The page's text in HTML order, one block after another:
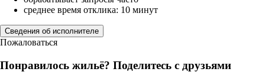
среднее время отклика: 10 минут
Сведения об исполнителе
Пожаловаться
Понравилось жильё? Поделитесь с друзьями